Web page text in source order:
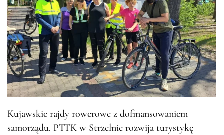
Kujawskie rajdy rowerowe z dofinansowaniem
samorządu. PTTK w Strzelnie rozwija turystykę